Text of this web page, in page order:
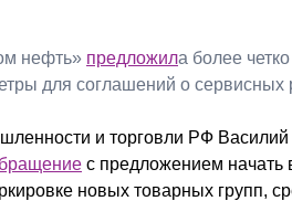
нефть» предложила более
для соглашений о сервисных
и торговли РФ
с предложением начать
новых товарных групп,